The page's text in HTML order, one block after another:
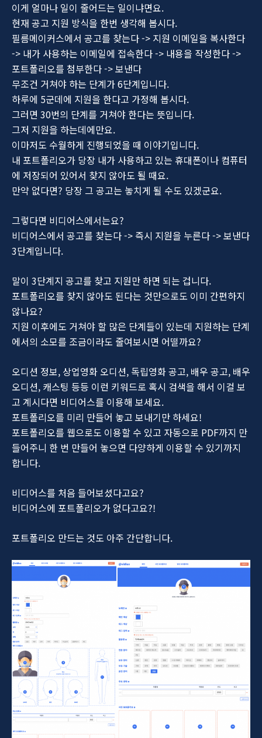
이게 얼마나 일이 줄어드는 일이냐면요.
현재 공고 지원 방식을 한번 생각해 봅시다.
필름메이커스에서 공고를 찾는다 -> 지원 이메일을 복사한다
-> 내가 사용하는 이메일에 접속한다 -> 내용을 작성한다 ->
포트폴리오를 첨부한다 -> 보낸다
무조건 거쳐야 하는 단계가 6단계입니다.
하루에 5군데에 지원을 한다고 가정해 봅시다.
그러면 30번의 단계를 거쳐야 한다는 뜻입니다.
그저 지원을 하는데에만요.
이마저도 수월하게 진행되었을 때 이야기입니다.
내 포트폴리오가 당장 내가 사용하고 있는 휴대폰이나 컴퓨터
에 저장되어 있어서 찾지 않아도 될 때요.
만약 없다면? 당장 그 공고는 놓치게 될 수도 있겠군요.
그렇다면 비디어스에서는요?
비디어스에서 공고를 찾는다 -> 즉시 지원을 누른다 -> 보낸다
3단계입니다.
말이 3단계지 공고를 찾고 지원만 하면 되는 겁니다.
포트폴리오를 찾지 않아도 된다는 것만으로도 이미 간편하지
않나요?
지원 이후에도 거쳐야 할 많은 단계들이 있는데 지원하는 단계
에서의 소모를 조금이라도 줄여보시면 어떨까요?
오디션 정보, 상업영화 오디션, 독립영화 공고, 배우 공고, 배우
오디션, 캐스팅 등등 이런 키워드로 혹시 검색을 해서 이걸 보
고 계시다면 비디어스를 이용해 보세요.
포트폴리오를 미리 만들어 놓고 보내기만 하세요!
포트폴리오를 웹으로도 이용할 수 있고 자동으로 PDF까지 만
들어주니 한 번 만들어 놓으면 다양하게 이용할 수 있기까지
합니다.
비디어스를 처음 들어보셨다고요?
비디어스에 포트폴리오가 없다고요?!
포트폴리오 만드는 것도 아주 간단합니다.